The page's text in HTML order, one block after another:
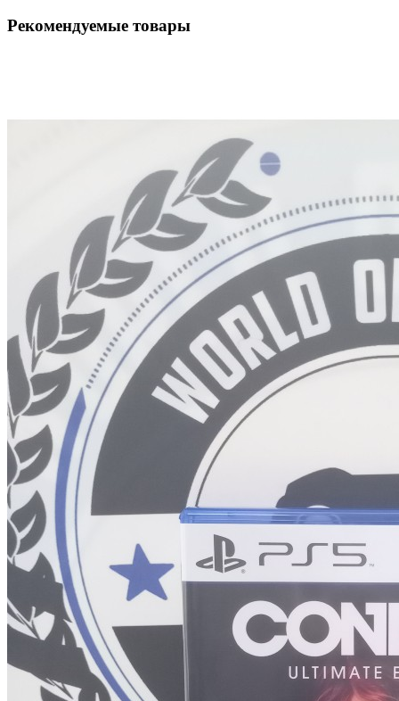
Рекомендуемые товары